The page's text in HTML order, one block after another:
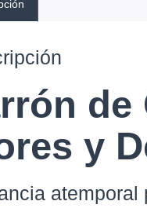
de
y
atemporal